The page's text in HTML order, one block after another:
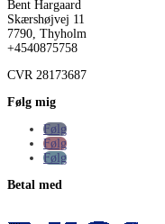
Bent Hargaard
Skærshøjvej 11
7790, Thyholm
+4540875758
CVR 28173687
Følg mig
Følg
Følg
Følg
Betal med